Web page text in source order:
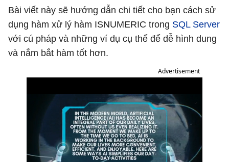
Bài viết này sẽ hướng dẫn chi tiết cho bạn cách sử
dụng hàm xử lý hàm ISNUMERIC trong SQL Server
với cú pháp và những ví dụ cụ thể để dễ hình dung
và nắm bắt hàm tốt hơn.
Advertisement